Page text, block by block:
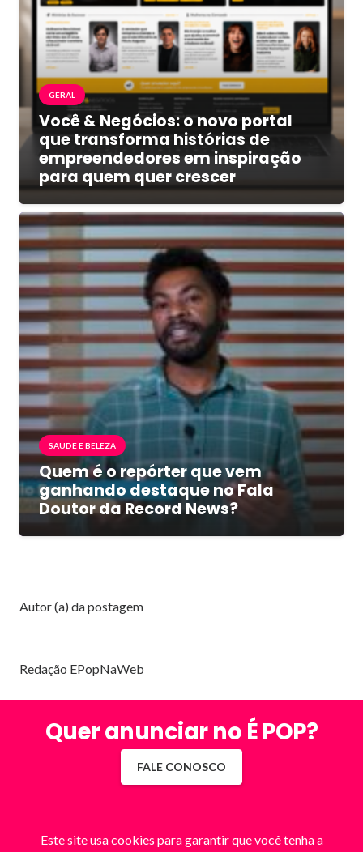
GERAL
Você & Negócios: o novo portal
que transforma histórias de
empreendedores em inspiração
para quem quer crescer
SAUDE E BELEZA
Quem é o repórter que vem
ganhando destaque no Fala
Doutor da Record News?
Autor (a) da postagem
Redação EPopNaWeb
Quer anunciar no É POP?
FALE CONOSCO
Este site usa cookies para garantir que você tenha a